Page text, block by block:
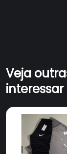
Veja
interessar